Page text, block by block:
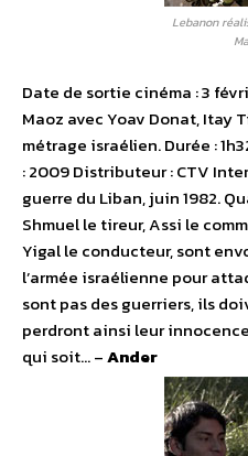
Lebanon
Date de sortie cinéma : 3
Maoz avec Yoav Donat, Itay
métrage israélien. Durée :
: 2009 Distributeur : CTV
guerre du Liban, juin 1982.
Shmuel le tireur, Assi le
Yigal le conducteur, sont
l’armée israélienne pour
sont pas des guerriers, ils
perdront ainsi leur
qui soit… –Ander